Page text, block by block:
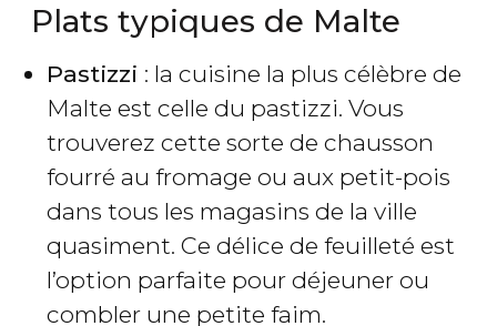
Plats typiques de Malte
Pastizzi : la cuisine la plus célèbre de
Malte est celle du pastizzi. Vous
trouverez cette sorte de chausson
fourré au fromage ou aux petit-pois
dans tous les magasins de la ville
quasiment. Ce délice de feuilleté est
l’option parfaite pour déjeuner ou
combler une petite faim.